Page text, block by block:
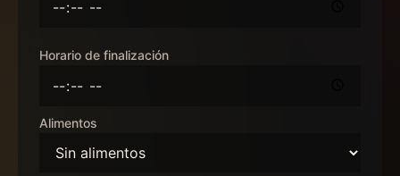
Horario de finalización
Alimentos